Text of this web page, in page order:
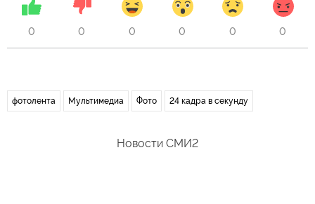
0 0 0 0 0 0
фотолента Мультимедиа Фото 24 кадра в секунду
Новости СМИ2